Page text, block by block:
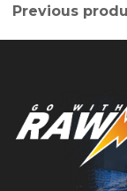
Previous